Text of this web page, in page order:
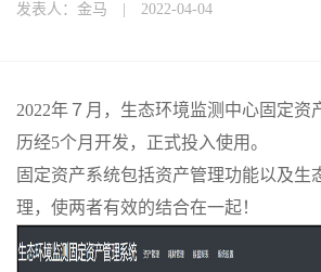
发表人：金马 | 2022-04-04
2022年７月，生态环境监测中心固定资
历经5个月开发，正式投入使用。
固定资产系统包括资产管理功能以及生
理，使两者有效的结合在一起！